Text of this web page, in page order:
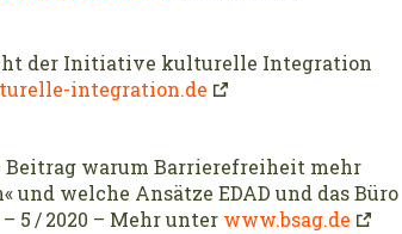
der Initiative kulturelle Integration
integration.de
Beitrag warum Barrierefreiheit mehr
und welche Ansätze EDAD und das Büro
5 / 2020 – Mehr unter www.bsag.de